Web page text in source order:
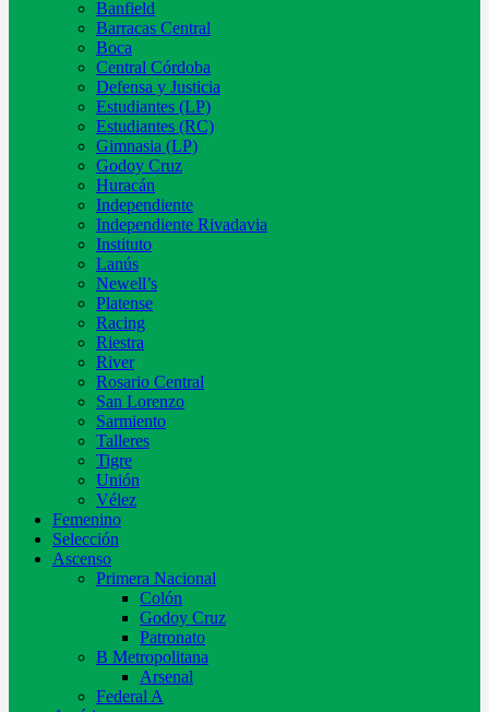
Banfield
Barracas Central
Boca
Central Córdoba
Defensa y Justicia
Estudiantes (LP)
Estudiantes (RC)
Gimnasia (LP)
Godoy Cruz
Huracán
Independiente
Independiente Rivadavia
Instituto
Lanús
Newell’s
Platense
Racing
Riestra
River
Rosario Central
San Lorenzo
Sarmiento
Talleres
Tigre
Unión
Vélez
Femenino
Selección
Ascenso
Primera Nacional
Colón
Godoy Cruz
Patronato
B Metropolitana
Arsenal
Federal A